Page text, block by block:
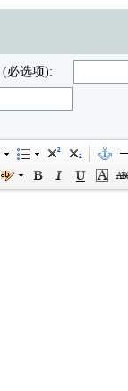
(必选项):